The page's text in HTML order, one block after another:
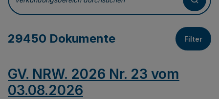
Verkündungsbereich durchsuchen
29450 Dokumente Filter
GV. NRW. 2026 Nr. 23 vom
03.08.2026